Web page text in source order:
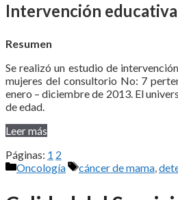
Intervención
Resumen
Se realizó un estudio de
mujeres del consultorio No: 7
enero – diciembre de 2013. El
de edad.
Leer más
Páginas: 1 2
Categorías
Oncología Etiquetas
cáncer de mama,